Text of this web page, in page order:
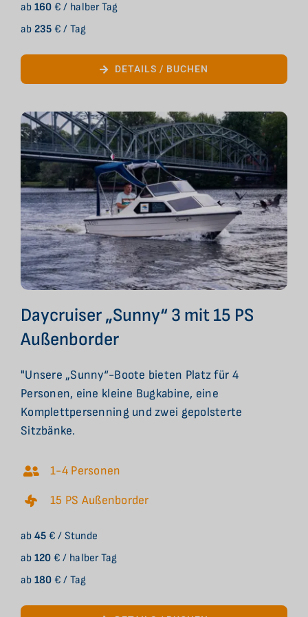
ab 160 € / halber Tag
ab 235 € / Tag
DETAILS / BUCHEN
Daycruiser „Sunny“ 3 mit 15 PS
Außenborder
"Unsere „Sunny“-Boote bieten Platz für 4
Personen, eine kleine Bugkabine, eine
Komplettpersenning und zwei gepolsterte
Sitzbänke.
1-4 Personen
15 PS Außenborder
ab 45 € / Stunde
ab 120 € / halber Tag
ab 180 € / Tag